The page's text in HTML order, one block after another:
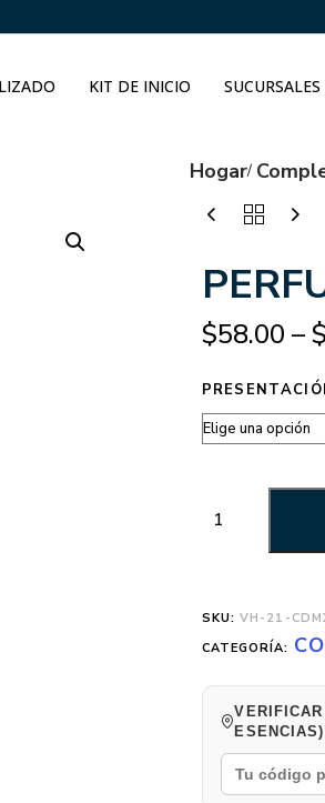
KIT DE INICIO SUCURSALES
Hogar
$58.00 –
SKU: VH-21-
CATEGORÍA:
ESENCIAS)